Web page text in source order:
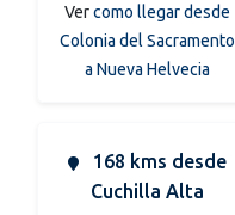
Vercomo llegar desde
Colonia del Sacramento
a Nueva Helvecia
168 kms desde
Cuchilla Alta